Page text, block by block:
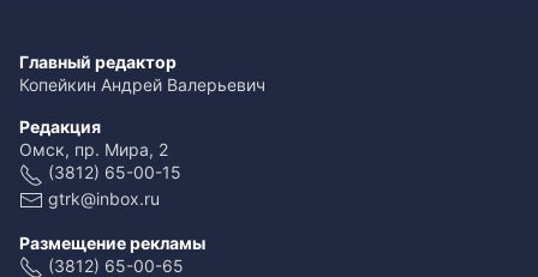
Главный редактор
Копейкин Андрей Валерьевич
Редакция
Омск, пр. Мира, 2
(3812) 65-00-15
gtrk@inbox.ru
Размещение рекламы
(3812) 65-00-65